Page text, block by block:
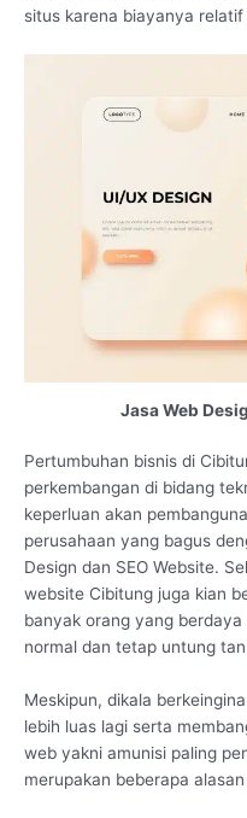
situs karena biayanya relatif
Jasa Web
Pertumbuhan bisnis di
perkembangan di bidang
keperluan akan
perusahaan yang bagus
Design dan SEO Website.
website Cibitung juga kian
banyak orang yang
normal dan tetap untung
Meskipun, dikala
lebih luas lagi serta
web yakni amunisi paling
merupakan beberapa